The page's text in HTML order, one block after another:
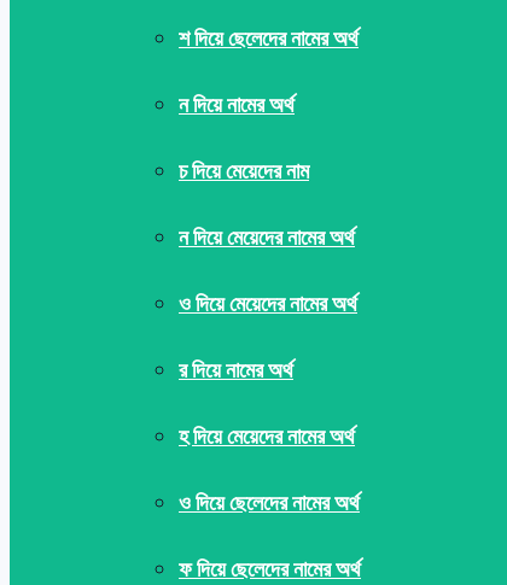
শ দিয়ে ছেলেদের নামের অর্থ
ন দিয়ে নামের অর্থ
চ দিয়ে মেয়েদের নাম
ন দিয়ে মেয়েদের নামের অর্থ
ও দিয়ে মেয়েদের নামের অর্থ
র দিয়ে নামের অর্থ
হ দিয়ে মেয়েদের নামের অর্থ
ও দিয়ে ছেলেদের নামের অর্থ
ফ দিয়ে ছেলেদের নামের অর্থ